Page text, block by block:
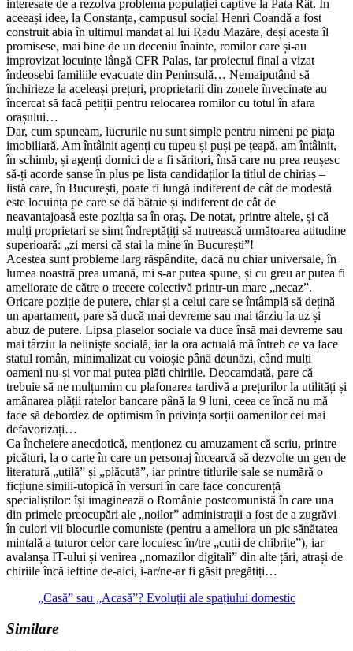
interesate de a rezolva problema populației captive la Pata Rât. În
aceeași idee, la Constanța, campusul social Henri Coandă a fost
construit abia în ultimul mandat al lui Radu Mazăre, deși acesta îl
promisese, mai bine de un deceniu înainte, romilor care și-au
improvizat locuințe lângă CFR Palas, iar proiectul final a vizat
îndeosebi familiile evacuate din Peninsulă… Nemaiputând să
închirieze la aceleași prețuri, proprietarii din zonele învecinate au
încercat să facă petiții pentru relocarea romilor cu totul în afara
orașului…
Dar, cum spuneam, lucrurile nu sunt simple pentru nimeni pe piața
imobiliară. Am întâlnit agenți cu tupeu și puși pe țeapă, am întâlnit,
în schimb, și agenți dornici de a fi săritori, însă care nu prea reușesc
să-ți acorde șanse în plus pe lista candidaților la titlul de chiriaș –
listă care, în București, poate fi lungă indiferent de cât de modestă
este locuința pe care se dă bătaie și indiferent de cât de
neavantajoasă este poziția sa în oraș. De notat, printre altele, și că
mulți proprietari se simt îndreptățiți să nutrească următoarea atitudine
superioară: „zi mersi că stai la mine în București”!
Acestea sunt probleme larg răspândite, dacă nu chiar universale, în
lumea noastră prea umană, mi s-ar putea spune, și cu greu ar putea fi
ameliorate de către o trecere colectivă printr-un mare „necaz”.
Oricare poziție de putere, chiar și a celui care se întâmplă să dețină
un apartament, pare să ducă mai devreme sau mai târziu la uz și
abuz de putere. Lipsa plaselor sociale va duce însă mai devreme sau
mai târziu la neliniște socială, iar la ora actuală mă întreb ce va face
statul român, minimalizat cu voioșie până deunăzi, când mulți
oameni nu-și vor mai putea plăti chiriile. Deocamdată, pare că
trebuie să ne mulțumim cu plafonarea tardivă a prețurilor la utilități și
amânarea plății ratelor bancare până la 9 luni, ceea ce încă nu mă
face să debordez de optimism în privința sorții oamenilor cei mai
defavorizați…
Ca încheiere anecdotică, menționez cu amuzament că scriu, printre
picături, la o carte în care un personaj încearcă să dezvolte un gen de
literatură „utilă” și „plăcută”, iar printre titlurile sale se numără o
ficțiune simili-utopică în versuri în care face concurență
specialiștilor: își imaginează o Românie postcomunistă în care una
din primele preocupări ale „noilor” administrații a fost de a zugrăvi
în culori vii blocurile comuniste (pentru a ameliora un pic sănătatea
mintală a tuturor celor care locuiesc în/tre „cutii de chibrite”), iar
avalanșa IT-ului și venirea „nomazilor digitali” din alte țări, atrași de
chiriile încă ieftine de-aici, i-ar/ne-ar fi găsit pregătiți…
„Casă” sau „Acasă”? Evoluții ale spațiului domestic
Similare